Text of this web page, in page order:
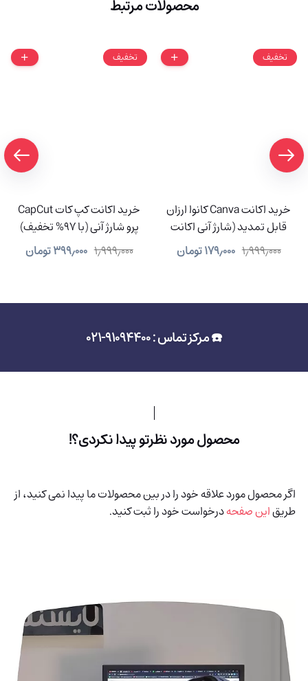
محصولات مرتبط
تخفیف
خرید اکانت Canva کانوا ارزان
قابل تمدید (شارژ آنی اکانت
شما) ۱٫۹۹۹٫۰۰۰ ۱۷۹٫۰۰۰تومان
تخفیف
خرید اکانت کپ کات CapCut
پرو شارژ آنی (با 97% تخفیف)
۱٫۹۹۹٫۰۰۰ ۳۹۹٫۰۰۰تومان
☎️ مرکز تماس : 91094400-021
محصول مورد نظرتو پیدا نکردی؟!
اگر محصول مورد علاقه خود را در بین محصولات ما پیدا نمی کنید، از
طریقاین صفحهدرخواست خود را ثبت کنید.